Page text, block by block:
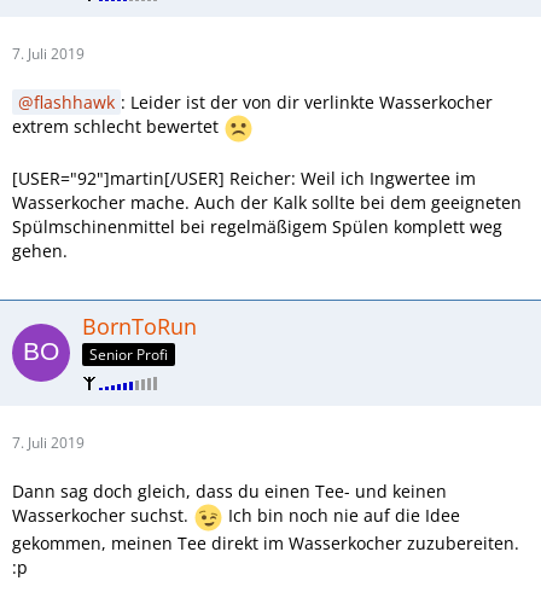
7. Juli 2019
flashhawk : Leider ist der von dir verlinkte Wasserkocher
extrem schlecht bewertet
[USER="92"]martin[/USER] Reicher: Weil ich Ingwertee im
Wasserkocher mache. Auch der Kalk sollte bei dem geeigneten
Spülmschinenmittel bei regelmäßigem Spülen komplett weg
gehen.
BornToRun
Senior Profi
7. Juli 2019
Dann sag doch gleich, dass du einen Tee- und keinen
Wasserkocher suchst.
Ich bin noch nie auf die Idee
gekommen, meinen Tee direkt im Wasserkocher zuzubereiten.
:p